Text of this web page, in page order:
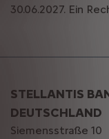
30.06.2027. Ein
STELLANTIS
DEUTSCHLAND
Siemensstraße 10